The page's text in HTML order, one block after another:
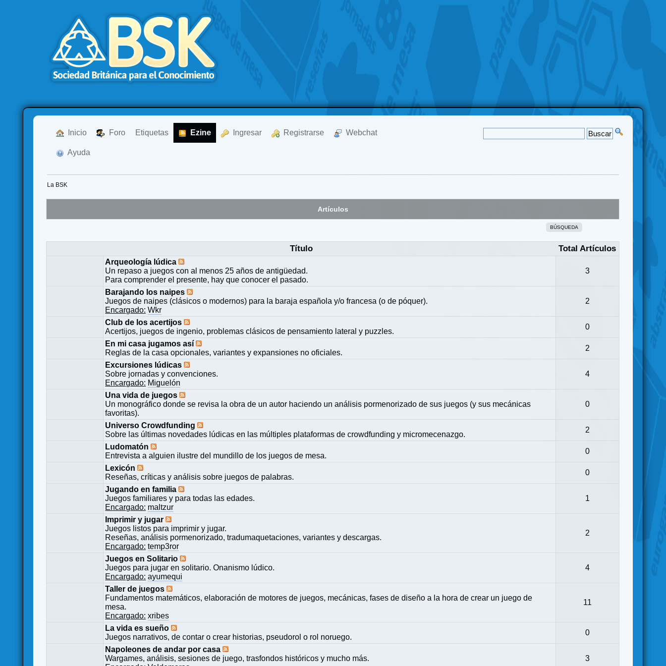
Inicio Foro Etiquetas Ezine Ingresar Registrarse Webchat
Ayuda
La BSK
Artículos
BÚSQUEDA
Título Total Artículos
Arqueología lúdica
Un repaso a juegos con al menos 25 años de antigüedad.
Para comprender el presente, hay que conocer el pasado.
3
Barajando los naipes
Juegos de naipes (clásicos o modernos) para la baraja española y/o francesa (o de póquer).
Encargado: Wkr
2
Club de los acertijos
Acertijos, juegos de ingenio, problemas clásicos de pensamiento lateral y puzzles.
0
En mi casa jugamos así
Reglas de la casa opcionales, variantes y expansiones no oficiales.
2
Excursiones lúdicas
Sobre jornadas y convenciones.
Encargado: Miguelón
4
Una vida de juegos
Un monográfico donde se revisa la obra de un autor haciendo un análisis pormenorizado de sus juegos (y sus mecánicas
favoritas).
0
Universo Crowdfunding
Sobre las últimas novedades lúdicas en las múltiples plataformas de crowdfunding y micromecenazgo.
2
Ludomatón
Entrevista a alguien ilustre del mundillo de los juegos de mesa.
0
Lexicón
Reseñas, críticas y análisis sobre juegos de palabras.
0
Jugando en familia
Juegos familiares y para todas las edades.
Encargado: maltzur
1
Imprimir y jugar
Juegos listos para imprimir y jugar.
Reseñas, análisis pormenorizado, tradumaquetaciones, variantes y descargas.
Encargado: temp3ror
2
Juegos en Solitario
Juegos para jugar en solitario. Onanismo lúdico.
Encargado: ayumequi
4
Taller de juegos
Fundamentos matemáticos, elaboración de motores de juegos, mecánicas, fases de diseño a la hora de crear un juego de
mesa.
Encargado: xribes
11
La vida es sueño
Juegos narrativos, de contar o crear historias, pseudorol o rol noruego.
0
Napoleones de andar por casa
Wargames, análisis, sesiones de juego, trasfondos históricos y mucho más.
3